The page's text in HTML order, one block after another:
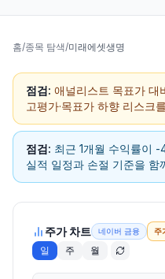
홈/종목 탐색/미래에셋생명
점검: 애널리스트 목표가 대
고평가·목표가 하향 리스크
점검: 최근 1개월 수익률이 -
실적 일정과 손절 기준을 함
주가 차트 네이버 금융 주
일 주 월